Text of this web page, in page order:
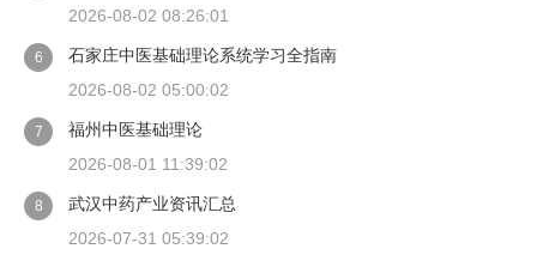
2026-08-02 08:26:01
6
石家庄中医基础理论系统学习全指南
2026-08-02 05:00:02
7
福州中医基础理论
2026-08-01 11:39:02
8
武汉中药产业资讯汇总
2026-07-31 05:39:02